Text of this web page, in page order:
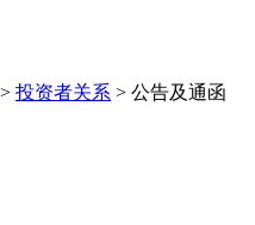
> 投资者关系 > 公告及通函